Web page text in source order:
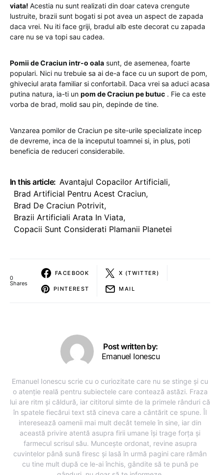
viata! Acestia nu sunt realizati din doar cateva crengute
lustruite, brazii sunt bogati si pot avea un aspect de zapada
daca vrei. Nu iti face griji, bradul alb este decorat cu zapada
care nu se va topi sau cadea.
Pomii de Craciun intr-o oala sunt, de asemenea, foarte
populari. Nici nu trebuie sa ai de-a face cu un suport de pom,
ghiveciul arata familiar si confortabil. Daca vrei sa aduci acasa
putina natura, ia-ti un pom de Craciun pe butuc . Fie ca este
vorba de brad, molid sau pin, depinde de tine.
Vanzarea pomilor de Craciun pe site-urile specializate incep
de devreme, inca de la inceputul toamnei si, in plus, poti
beneficia de reduceri considerabile.
In this article: Avantajul Copacilor Artificiali,
Brad Artificial Pentru Acest Craciun,
Brad De Craciun Potrivit,
Brazii Artificiali Arata In Viata,
Copacii Sunt Considerati Plamanii Planetei
0
Shares
FACEBOOK X (TWITTER)
PINTEREST MAIL
Post written by:
Emanuel Ionescu
Emanuel Ionescu scrie cu o curiozitate care nu se stinge și cu
o atenție reală pentru subiectele care contează astăzi. Fraza
lui are ritm și căldură, iar cititorul simte de la primele rânduri că
în spatele fiecărui text stă cineva care a cântărit ce spune. Îl
interesează oamenii mai mult decât temele în sine, iar din
această privire atentă asupra firii umane își trage forța și
farmecul scrisul său. Muncește ordonat, revine asupra
cuvintelor până sună firesc și lasă în urmă pagini care rămân
cu tine mult după ce le-ai închis, gândite să te pună pe